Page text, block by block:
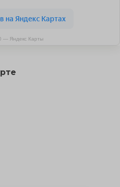
— Яндекс Карты